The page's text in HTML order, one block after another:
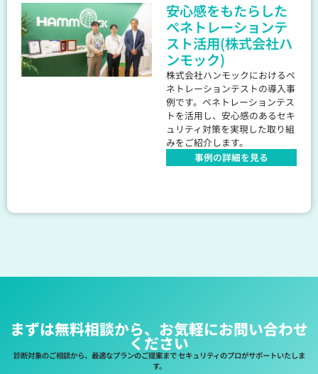
安心感をもたらした
ペネトレーションテ
スト活用(株式会社ハ
ンモック)
株式会社ハンモックにおけるペ
ネトレーションテストの導入事
例です。ペネトレーションテス
トを活用し、安心感のあるセキ
ュリティ対策を実現した取り組
みをご紹介します。
事例の詳細を見る
まずは無料相談から、お気軽にお問い合わせ
ください
診断対象のご相談から、最適なプランのご提案まで セキュリティのプロがサポートいたしま
す。